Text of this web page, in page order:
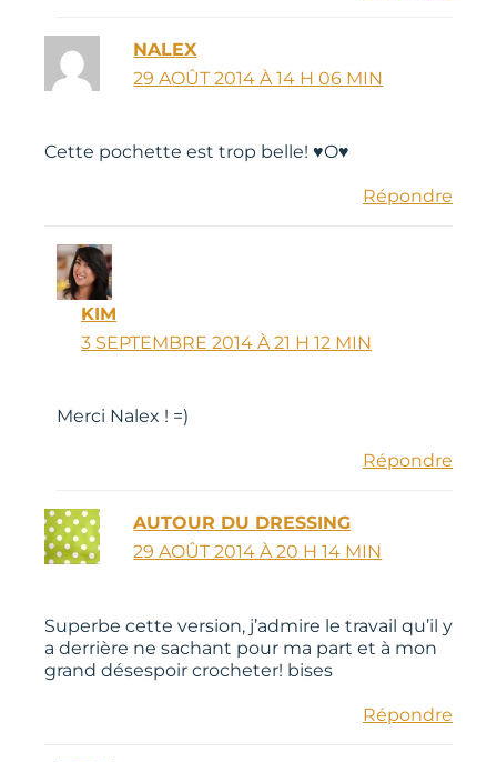
NALEX
29 AOÛT 2014 À 14 H 06 MIN
Cette pochette est trop belle! ♥O♥
Répondre
KIM
3 SEPTEMBRE 2014 À 21 H 12 MIN
Merci Nalex ! =)
Répondre
AUTOUR DU DRESSING
29 AOÛT 2014 À 20 H 14 MIN
Superbe cette version, j’admire le travail qu’il y
a derrière ne sachant pour ma part et à mon
grand désespoir crocheter! bises
Répondre